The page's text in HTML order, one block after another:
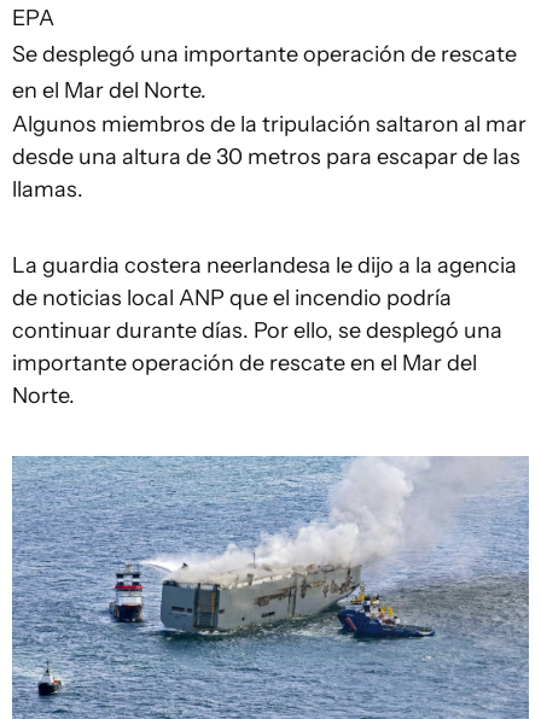
EPA
Se desplegó una importante operación de rescate
en el Mar del Norte.
Algunos miembros de la tripulación saltaron al mar
desde una altura de 30 metros para escapar de las
llamas.
La guardia costera neerlandesa le dijo a la agencia
de noticias local ANP que el incendio podría
continuar durante días. Por ello, se desplegó una
importante operación de rescate en el Mar del
Norte.